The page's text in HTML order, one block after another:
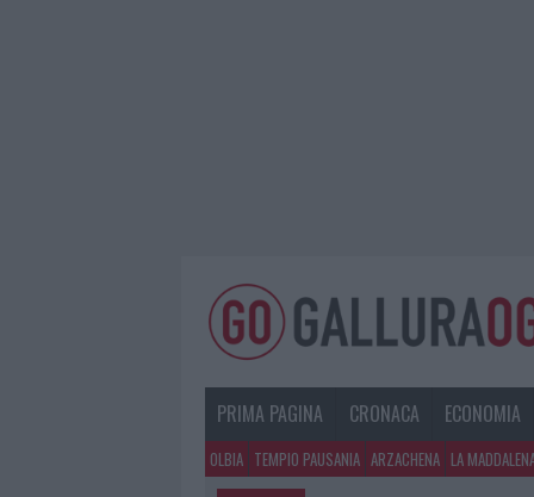
PRIMA PAGINA CRONACA ECONOMIA
OLBIA TEMPIO PAUSANIA ARZACHENA LA